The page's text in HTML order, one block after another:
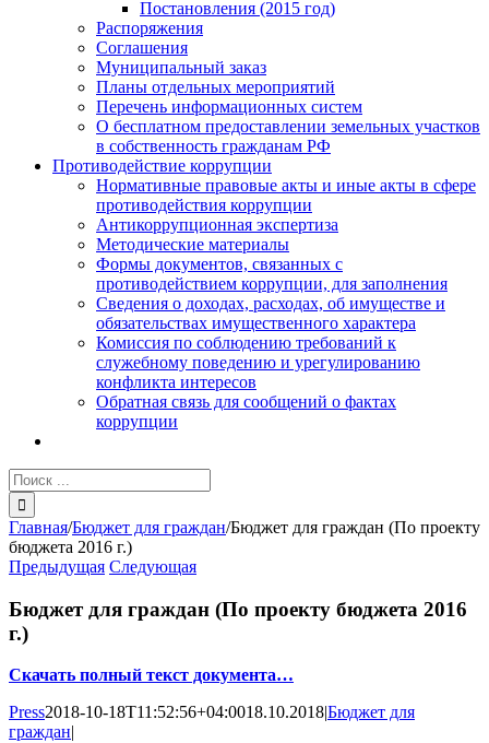
Постановления (2015 год)
Распоряжения
Соглашения
Муниципальный заказ
Планы отдельных мероприятий
Перечень информационных систем
О бесплатном предоставлении земельных участков
в собственность гражданам РФ
Противодействие коррупции
Нормативные правовые акты и иные акты в сфере
противодействия коррупции
Антикоррупционная экспертиза
Методические материалы
Формы документов, связанных с
противодействием коррупции, для заполнения
Сведения о доходах, расходах, об имуществе и
обязательствах имущественного характера
Комиссия по соблюдению требований к
служебному поведению и урегулированию
конфликта интересов
Обратная связь для сообщений о фактах
коррупции
Результат
поиска:
Главная/Бюджет для граждан/Бюджет для граждан (По проекту
бюджета 2016 г.)
Предыдущая Следующая
Бюджет для граждан (По проекту бюджета 2016
г.)
Скачать полный текст документа…
Press2018-10-18T11:52:56+04:0018.10.2018|Бюджет для
граждан|